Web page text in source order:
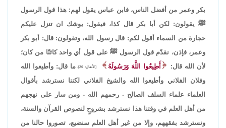
بكر وعمر من أفضل الناس، فابن عباس يقول لهم: هذا قول الرسول
ﷺ يقولون: لكن أبا بكر قال كذا، فيقول: يوشك ان تنزل عليكم
حجارة من السماء أقول لكم: قال رسول الله، وتقولون: قال: أبو بكر
وعمر، فإذن، نقدّم قول الرسول ﷺ على قول أي واحد كائنًا من كان؛
لأن الله قال:
أَطِيعُوا اللَّهَ وَرَسُولَهُ [الأنفال: 20]،
ما قال: وأطيعوا الله
وفلان الفلاني وأطيعوا الله والشيخ الفلاني لكننا نسترشد بأقوال
العلماء علماء السلف الصالح - رحمهم الله - ومن سار على نهجهم
من أهل العلم في وقتنا هذا نسترشد بشروحٍ لنصوص القرآن والسنة،
ونسترشد بفقههم، وإلا من غير أهل العلم سنضيع، تصوروا حالنا من